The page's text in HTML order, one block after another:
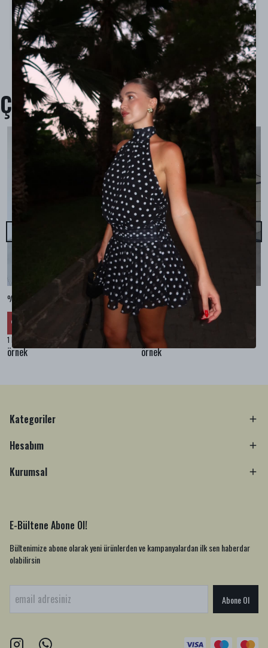
Model Ölçüleri : 167cm/53kg
Modelin Beden : S beden
Ürün İçeriği : -
Ürün Boyu : -
Çok Satanlar
%100 KETEN CEPLİ ŞALVAR PANTOLON - Bej
% 30
₺ 2,299.99
1 Renk 4 Beden
örnek
%100 KETEN SALAŞ GÖMLEK - Bej
₺ 2,099.99
₺ 1,469.99
1 Renk 4 Beden
örnek
Kategoriler
Hesabım
Kurumsal
E-Bültene Abone Ol!
Bültenimize abone olarak yeni ürünlerden ve kampanyalardan ilk sen haberdar
olabilirsin
Abone Ol